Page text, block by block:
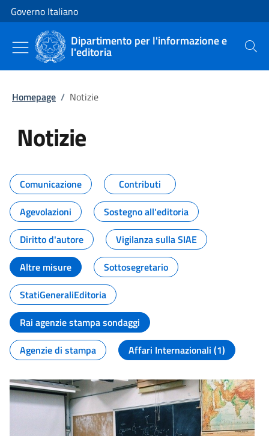
Vai al contenuto
Vai alla navigazione del sito
Governo Italiano
Dipartimento per l'informazione e
l'editoria Cerca
Homepage / Notizie
Notizie
Tutti i contenuti della pagina
Comunicazione
Contributi
Agevolazioni
Sostegno all'editoria
Diritto d'autore
Vigilanza sulla SIAE
Altre misure
Sottosegretario
StatiGeneraliEditoria
Rai agenzie stampa sondaggi
Agenzie di stampa
Affari Internazionali (1)